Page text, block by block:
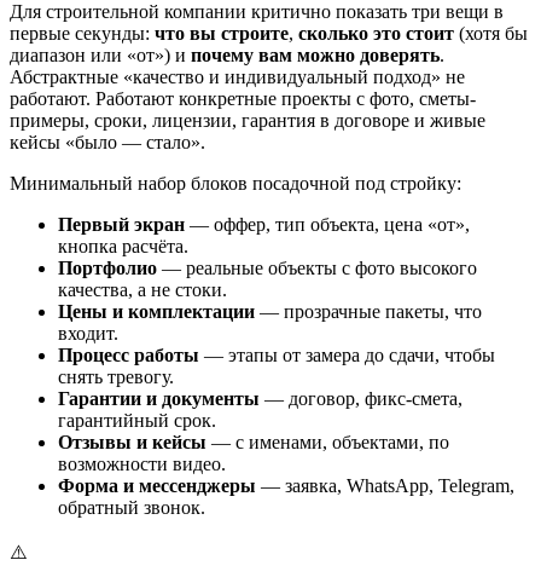
Для строительной компании критично показать три вещи в
первые секунды: что вы строите, сколько это стоит (хотя бы
диапазон или «от») и почему вам можно доверять.
Абстрактные «качество и индивидуальный подход» не
работают. Работают конкретные проекты с фото, сметы-
примеры, сроки, лицензии, гарантия в договоре и живые
кейсы «было — стало».
Минимальный набор блоков посадочной под стройку:
Первый экран — оффер, тип объекта, цена «от»,
кнопка расчёта.
Портфолио — реальные объекты с фото высокого
качества, а не стоки.
Цены и комплектации — прозрачные пакеты, что
входит.
Процесс работы — этапы от замера до сдачи, чтобы
снять тревогу.
Гарантии и документы — договор, фикс-смета,
гарантийный срок.
Отзывы и кейсы — с именами, объектами, по
возможности видео.
Форма и мессенджеры — заявка, WhatsApp, Telegram,
обратный звонок.
⚠️